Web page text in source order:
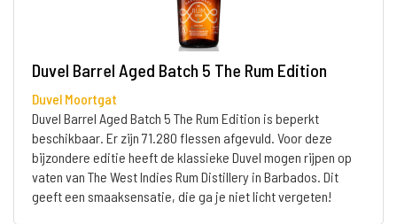
Duvel Barrel Aged Batch 5 The Rum Edition
Duvel Moortgat
Duvel Barrel Aged Batch 5 The Rum Edition is beperkt
beschikbaar. Er zijn 71.280 flessen afgevuld. Voor deze
bijzondere editie heeft de klassieke Duvel mogen rijpen op
vaten van The West Indies Rum Distillery in Barbados. Dit
geeft een smaaksensatie, die ga je niet licht vergeten!